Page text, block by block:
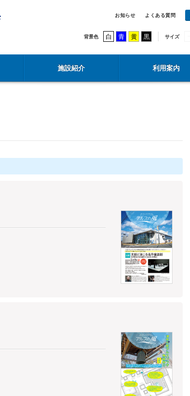
お知らせ よくある質問
背景色 白 青 黄 黒 サイズ
施設紹介 利用案内